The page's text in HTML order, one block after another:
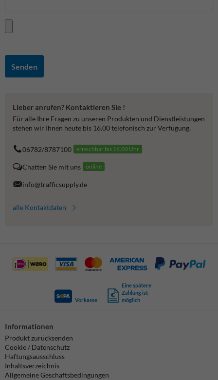
Senden
Lieber anrufen? Kontaktieren Sie !
Für alle Ihre Fragen zu unseren Produkten und Dienstleistungen
stehen wir Ihnen heute bis 16.00 telefonisch zur Verfügung.
06782/8787100 erreichbar bis 16.00 Uhr
Chatten Sie mit uns online
info@trafficsupply.de
alle Kontaktdaten
Vorkasse
Eine spätere
Zahlung ist
möglich
Informationen
Produkt zurücksenden
Cookie / Datenschutz
Haftungsausschluss
Inhaltsverzeichnis
Allgemeine Geschäftsbedingungen